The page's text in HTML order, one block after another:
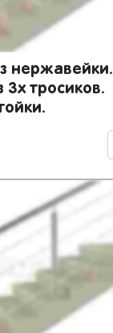
нержавейки.
3х тросиков.